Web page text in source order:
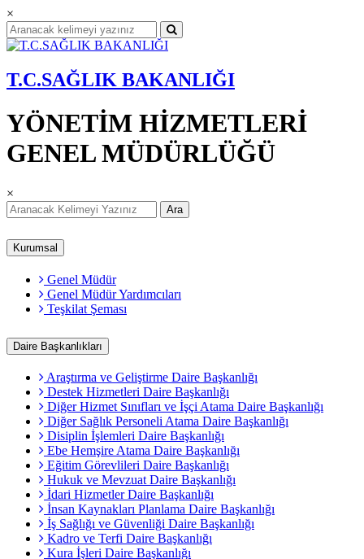
×
T.C.SAĞLIK BAKANLIĞI
YÖNETİM HİZMETLERİ
GENEL MÜDÜRLÜĞÜ
×
Ara
Kurumsal
Genel Müdür
Genel Müdür Yardımcıları
Teşkilat Şeması
Daire Başkanlıkları
Araştırma ve Geliştirme Daire Başkanlığı
Destek Hizmetleri Daire Başkanlığı
Diğer Hizmet Sınıfları ve İşçi Atama Daire Başkanlığı
Diğer Sağlık Personeli Atama Daire Başkanlığı
Disiplin İşlemleri Daire Başkanlığı
Ebe Hemşire Atama Daire Başkanlığı
Eğitim Görevlileri Daire Başkanlığı
Hukuk ve Mevzuat Daire Başkanlığı
İdari Hizmetler Daire Başkanlığı
İnsan Kaynakları Planlama Daire Başkanlığı
İş Sağlığı ve Güvenliği Daire Başkanlığı
Kadro ve Terfi Daire Başkanlığı
Kura İşleri Daire Başkanlığı